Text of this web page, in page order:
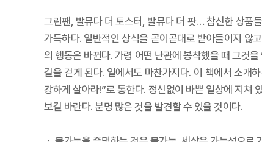
그린팬, 발뮤다 더 토스터, 발뮤다 더 팟… 참신한 상품
가득하다. 일반적인 상식을 곧이곧대로 받아들이지 않
의 행동은 바뀐다. 가령 어떤 난관에 봉착했을 때 그것
길을 걷게 된다. 일에서도 마찬가지다. 이 책에서 소개하
강하게 살아라!”로 통한다. 정신없이 바쁜 일상에 지쳐
보길 바란다. 분명 많은 것을 발견할 수 있을 것이다.